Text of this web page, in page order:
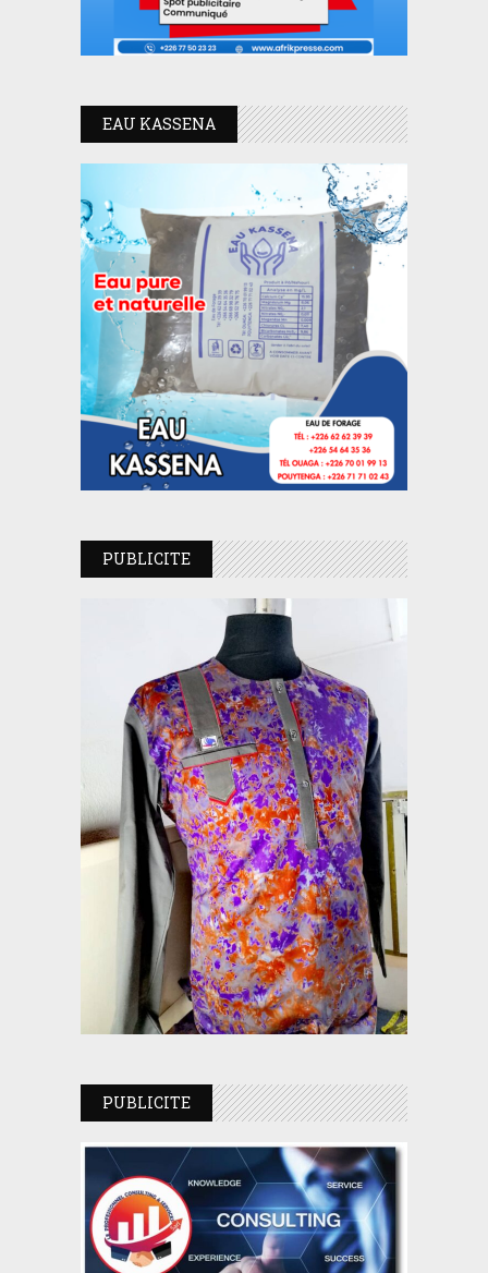
EAU KASSENA
PUBLICITE
PUBLICITE